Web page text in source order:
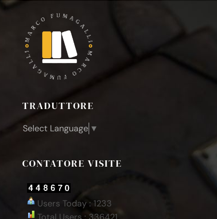
TRADUTTORE
Select Language ▼
CONTATORE VISITE
Users Today : 1233